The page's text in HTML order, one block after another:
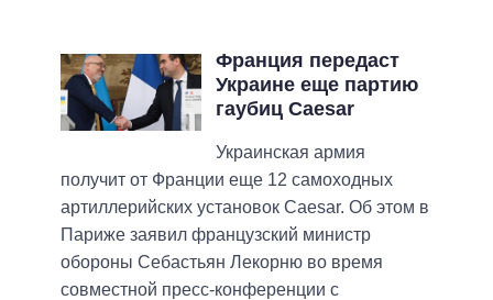
Франция передаст
Украине еще партию
гаубиц Caesar
Украинская армия
получит от Франции еще 12 самоходных
артиллерийских установок Caesar. Об этом в
Париже заявил французский министр
обороны Себастьян Лекорню во время
совместной пресс-конференции с